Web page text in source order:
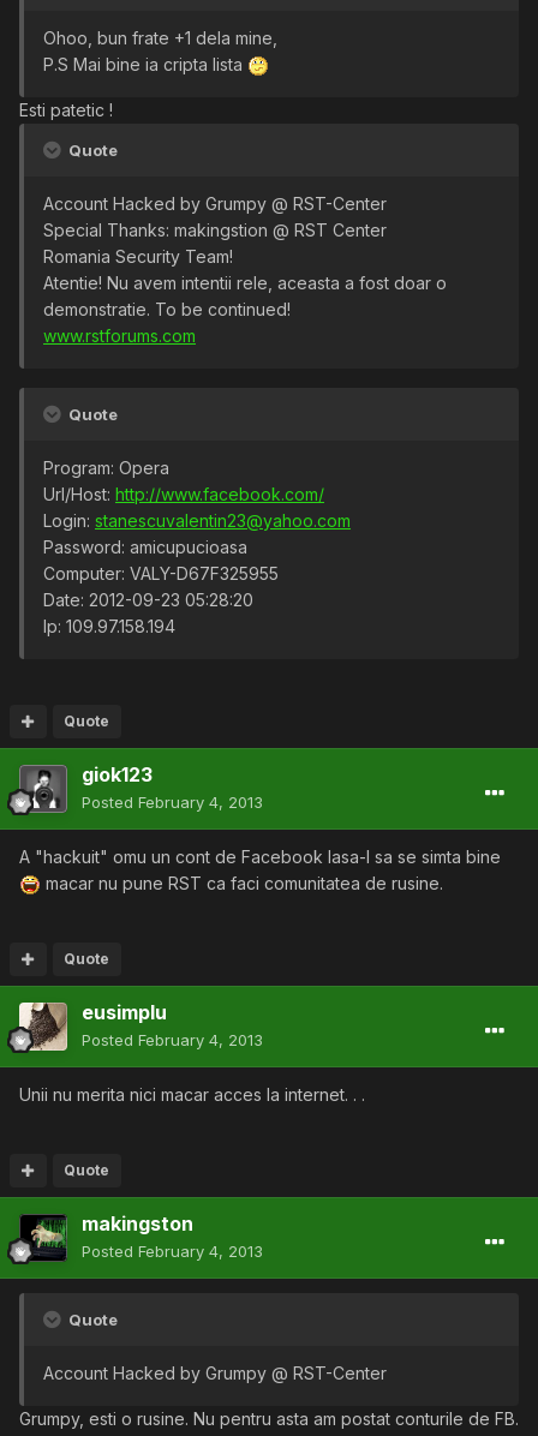
Ohoo, bun frate +1 dela mine,
P.S Mai bine ia cripta lista
Esti patetic !
Quote
Account Hacked by Grumpy @ RST-Center
Special Thanks: makingstion @ RST Center
Romania Security Team!
Atentie! Nu avem intentii rele, aceasta a fost doar o
demonstratie. To be continued!
www.rstforums.com
Quote
Program: Opera
Url/Host: http://www.facebook.com/
Login: stanescuvalentin23@yahoo.com
Password: amicupucioasa
Computer: VALY-D67F325955
Date: 2012-09-23 05:28:20
Ip: 109.97.158.194
Quote
giok123
Posted February 4, 2013
A "hackuit" omu un cont de Facebook lasa-l sa se simta bine
macar nu pune RST ca faci comunitatea de rusine.
Quote
eusimplu
Posted February 4, 2013
Unii nu merita nici macar acces la internet. . .
Quote
makingston
Posted February 4, 2013
Quote
Account Hacked by Grumpy @ RST-Center
Grumpy, esti o rusine. Nu pentru asta am postat conturile de FB.